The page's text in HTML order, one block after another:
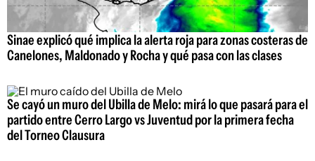
Sinae explicó qué implica la alerta roja para zonas costeras de
Canelones, Maldonado y Rocha y qué pasa con las clases
Se cayó un muro del Ubilla de Melo: mirá lo que pasará para el
partido entre Cerro Largo vs Juventud por la primera fecha
del Torneo Clausura